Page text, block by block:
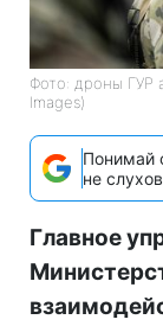
Фото: дроны ГУР
Images)
Понимай
не
Главное